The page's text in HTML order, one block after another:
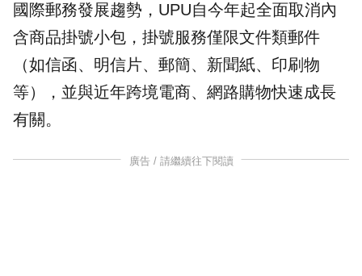
國際郵務發展趨勢，UPU自今年起全面取消內
含商品掛號小包，掛號服務僅限文件類郵件
（如信函、明信片、郵簡、新聞紙、印刷物
等），並與近年跨境電商、網路購物快速成長
有關。
廣告 / 請繼續往下閱讀